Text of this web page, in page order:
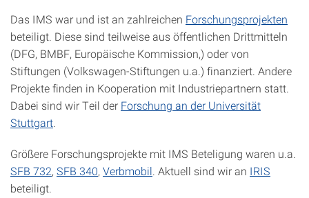
Das IMS war und ist an zahlreichen Forschungsprojekten
beteiligt. Diese sind teilweise aus öffentlichen Drittmitteln
(DFG, BMBF, Europäische Kommission,) oder von
Stiftungen (Volkswagen-Stiftungen u.a.) finanziert. Andere
Projekte finden in Kooperation mit Industriepartnern statt.
Dabei sind wir Teil der Forschung an der Universität
Stuttgart
Größere Forschungsprojekte mit IMS Beteligung waren u.a.
SFB 732, SFB 340, Verbmobil . Aktuell sind wir an IRIS
beteiligt.